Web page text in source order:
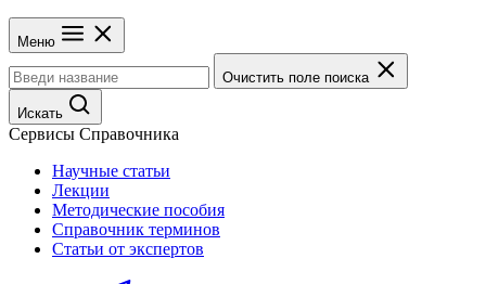
Меню
Очистить поле поиска
Искать
Сервисы Справочника
Научные статьи
Лекции
Методические пособия
Справочник терминов
Статьи от экспертов